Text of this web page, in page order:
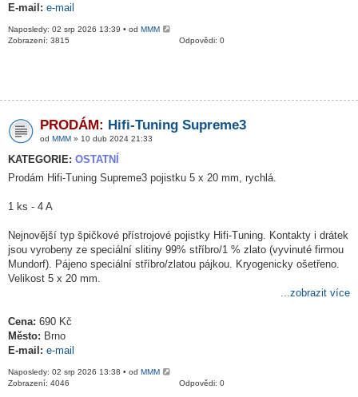
E-mail: e-mail
Naposledy: 02 srp 2026 13:39 • od MMM
Odpovědi: 0
Zobrazení: 3815
PRODÁM: Hifi-Tuning Supreme3
od MMM » 10 dub 2024 21:33
KATEGORIE: OSTATNÍ
Prodám Hifi-Tuning Supreme3 pojistku 5 x 20 mm, rychlá.
1 ks - 4 A
Nejnovější typ špičkové přístrojové pojistky Hifi-Tuning. Kontakty i drátek
jsou vyrobeny ze speciální slitiny 99% stříbro/1 % zlato (vyvinuté firmou
Mundorf). Pájeno speciální stříbro/zlatou pájkou. Kryogenicky ošetřeno.
Velikost 5 x 20 mm.
...zobrazit více
Cena: 690 Kč
Město: Brno
E-mail: e-mail
Naposledy: 02 srp 2026 13:38 • od MMM
Odpovědi: 0
Zobrazení: 4046